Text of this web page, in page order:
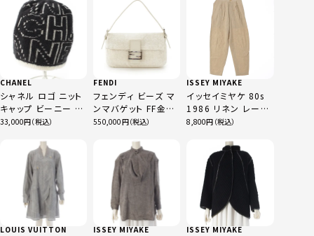
CHANEL
シャネル ロゴ ニット
キャップ ビーニー 帽
子 ブラック×ホワイ
33,000
FENDI
フェンディ ビーズ マ
ンマバゲット FF金具
ショルダーバッグ
550,000
ISSEY MIYAKE
イッセイミヤケ 80s
1986 リネン レーヨ
ン スラックス 変形 タ
MG42456 ベージュ
8,800
LOUIS VUITTON ISSEY MIYAKE ISSEY MIYAKE